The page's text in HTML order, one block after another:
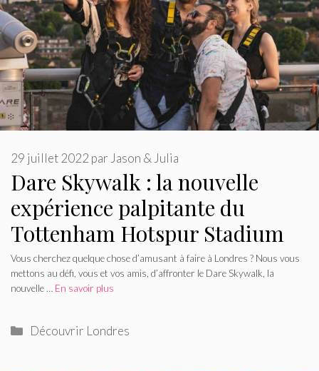
Dare Skywalk : la nouvelle
expérience palpitante du
Tottenham Hotspur Stadium
29 juillet 2022 par Jason & Julia
Vous cherchez quelque chose d’amusant à faire à Londres ? Nous vous
mettons au défi, vous et vos amis, d’affronter le Dare Skywalk, la
nouvelle … En savoir plus
Catégories
Découvrir Londres